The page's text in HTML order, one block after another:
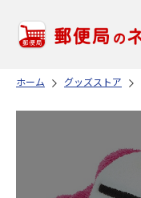
ホーム グッズストア